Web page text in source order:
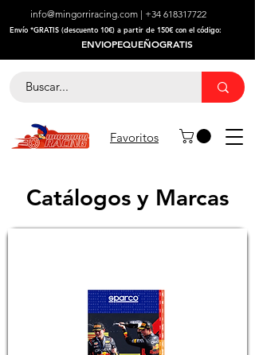
info@mingorriracing.com | +34 618317722
​Envío *GRATIS (descuento 10€) a partir de 150€ con el código:
ENVIOPEQUEÑOGRATIS
Favoritos
Catálogos y Marcas